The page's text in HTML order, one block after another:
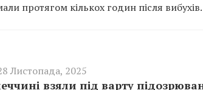
протягом кількох годин після вибухів.
Листопада, 2025
взяли під варту